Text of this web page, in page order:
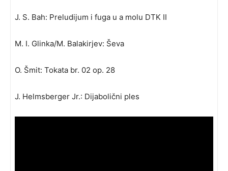
J. S. Bah: Preludijum i fuga u a molu DTK II
M. I. Glinka/M. Balakirjev: Ševa
O. Šmit: Tokata br. 02 op. 28
J. Helmsberger Jr.: Dijabolični ples